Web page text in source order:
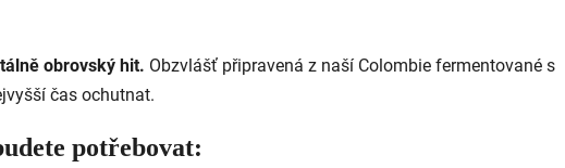
obrovský hit. Obzvlášť připravená z naší Colombie fermentované s
čas ochutnat.
potřebovat: